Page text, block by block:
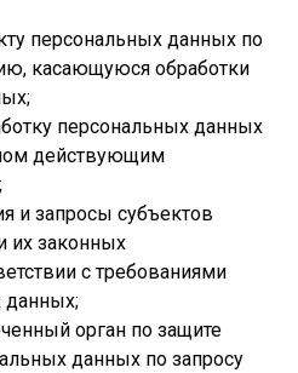
персональных данных по
касающуюся обработки
персональных данных
действующим
и запросы субъектов
их законных
с требованиями
данных;
орган по защите
данных по запросу